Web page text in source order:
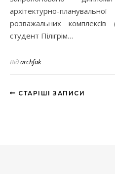
архітектурно-
розважальних
студент Пілігрім…
Відarchfak
СТАРІШІ ЗАПИСИ